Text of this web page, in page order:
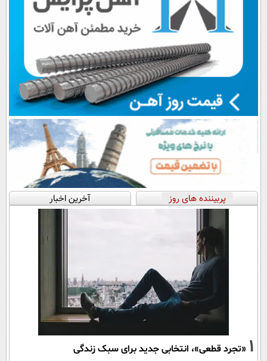
پربیننده های روز آخرین اخبار
1 «تجرد قطعی»، انتخابی جدید برای سبک زندگی